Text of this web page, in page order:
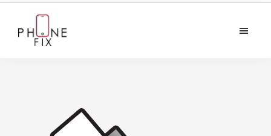
głównego